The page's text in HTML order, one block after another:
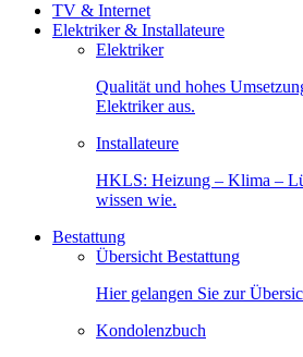
TV & Internet
Elektriker & Installateure
Elektriker
Qualität und hohes
Elektriker aus.
Installateure
HKLS: Heizung – Klima –
wissen wie.
Bestattung
Übersicht Bestattung
Hier gelangen Sie zur
Kondolenzbuch